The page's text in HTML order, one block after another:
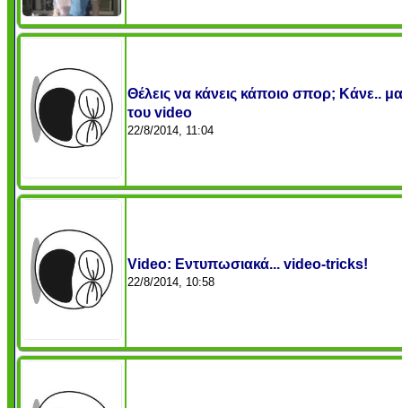
Θέλεις να κάνεις κάποιο σπορ; Κάνε..
του video
22/8/2014, 11:04
Video: Εντυπωσιακά... video-tricks!
22/8/2014, 10:58